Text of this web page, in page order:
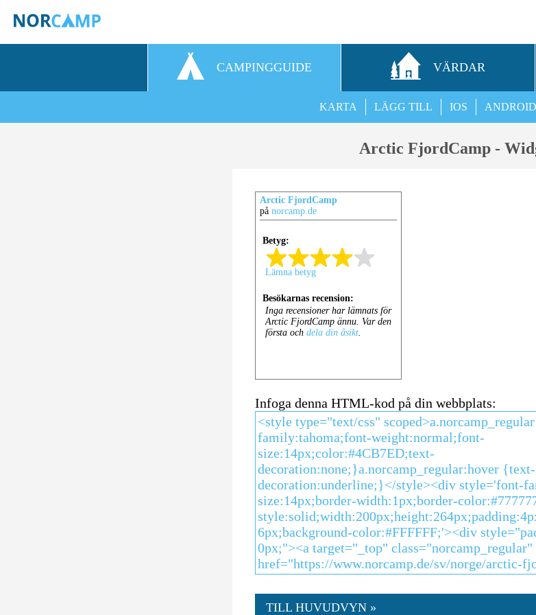
CAMPINGGUIDE VÄRDAR
ANDROID
IOS
LÄGG TILL
KARTA
Arctic FjordCamp -
Arctic FjordCamp
pånorcamp.de
Infoga denna HTML-kod på din webbplats:
TILL HUVUDVYN »